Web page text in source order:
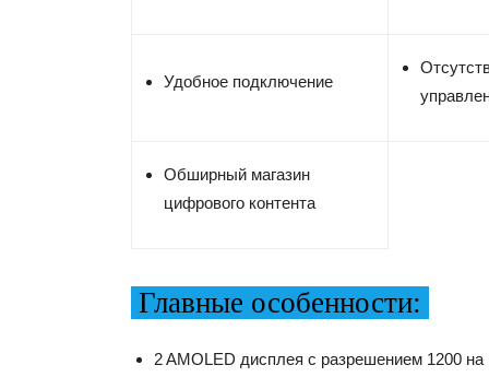
Удобное подключение
Обширный магазин
цифрового контента
Главные особенности:
2 AMOLED дисплея с разрешением 1200 на